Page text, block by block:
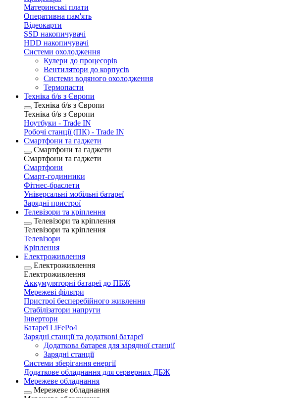
Материнські плати
Оперативна пам'ять
Відеокарти
SSD накопичувачі
HDD накопичувачі
Системи охолодження
Кулери до процесорів
Вентилятори до корпусів
Системи водяного охолодження
Термопасти
Техніка б/в з Європи
Техніка б/в з Європи
Техніка б/в з Європи
Ноутбуки - Trade IN
Робочі станції (ПК) - Trade IN
Смартфони та гаджети
Смартфони та гаджети
Смартфони та гаджети
Смартфони
Смарт-годинники
Фітнес-браслети
Універсальні мобільні батареї
Зарядні пристрої
Телевізори та кріплення
Телевізори та кріплення
Телевізори та кріплення
Телевізори
Кріплення
Електроживлення
Електроживлення
Електроживлення
Аккумуляторні батареї до ПБЖ
Мережеві фільтри
Пристрої бесперебійного живлення
Стабілізатори напруги
Інвертори
Батареї LiFePo4
Зарядні станції та додаткові батареї
Додаткова батарея для зарядної станції
Зарядні станції
Системи зберігання енергії
Додаткове обладнання для серверних ДБЖ
Мережеве обладнання
Мережеве обладнання